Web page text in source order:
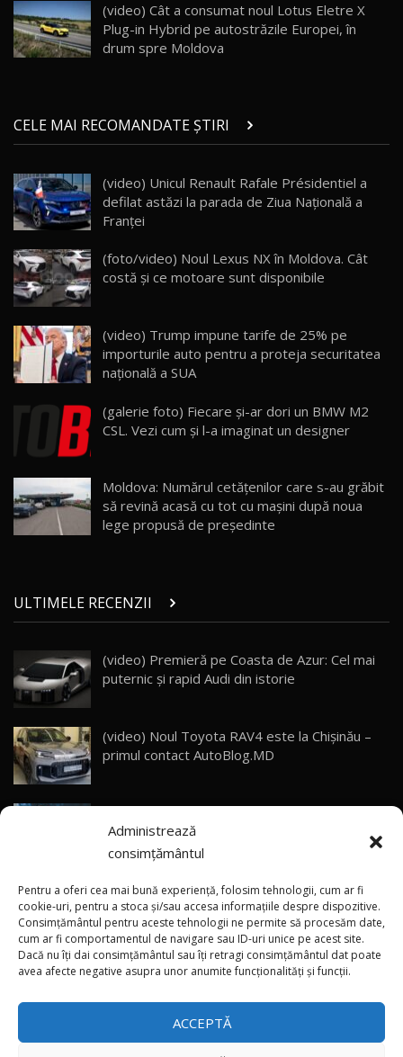
Administrează
consimțământul
Pentru a oferi cea mai bună experiență, folosim tehnologii, cum ar fi
cookie-uri, pentru a stoca și/sau accesa informațiile despre dispozitive.
Consimțământul pentru aceste tehnologii ne permite să procesăm date,
cum ar fi comportamentul de navigare sau ID-uri unice pe acest site.
Dacă nu îți dai consimțământul sau îți retragi consimțământul dat poate
avea afecte negative asupra unor anumite funcționalități și funcții.
ACCEPTĂ
AutoBlog.MD
23:36
20
Noul ZEEKR 7X / Test Drive AutoBlog.MD
29:08
21
Micul BYD Dolphin Surf / Test Drive
AutoBlog.MD
16:59
22
Noua Mazda 6e / Test Drive AutoBlog.MD
26:59
23
Lynk & Co 01 / Test Drive AutoBlog.MD
25:19
24
ZEEKR 009: Cel mai Performant și Confortabil
Van Electric Testat în Moldova / AutoBlog.MD
26:38
mai Exclusiv și Puternic Defender Testat în
Moldova
32:21
26
AutoBlog.MD
10:57
Test Drive: Noile modele FENDT! Cum e să
28
Noul Geely Monjaro 2025! Mai ieftin și mai
dotat / Test Drive AutoBlog.MD
29
ZEEKR 9X - PRIMUL TEST DRIVE ÎN ROMÂNĂ!
CUM SE CONDUCE?
30
Primele impresii despre BYD Seal U DM-i,
Sealion 7 și Seal 5 DM-i / Test Drive
AutoBlog.MD
13:56
Noul Volvo EX90 / Test Drive AutoBlog.MD
32:06
33
MG RX5 - își merită banii? / Test Drive
AutoBlog.MD
34
Noul DACIA DUSTER DIESEL! Primul test drive în
română
(video) Cât a consumat noul Lotus Eletre X
Plug-in Hybrid pe autostrăzile Europei, în
drum spre Moldova
CELE MAI RECOMANDATE ȘTIRI
(video) Unicul Renault Rafale Présidentiel a
defilat astăzi la parada de Ziua Națională a
Franței
(foto/video) Noul Lexus NX în Moldova. Cât
costă şi ce motoare sunt disponibile
(video) Trump impune tarife de 25% pe
importurile auto pentru a proteja securitatea
națională a SUA
(galerie foto) Fiecare şi-ar dori un BMW M2
CSL. Vezi cum şi l-a imaginat un designer
Moldova: Numărul cetățenilor care s-au grăbit
să revină acasă cu tot cu maşini după noua
lege propusă de preşedinte
ULTIMELE RECENZII
(video) Premieră pe Coasta de Azur: Cel mai
puternic și rapid Audi din istorie
(video) Noul Toyota RAV4 este la Chișinău –
primul contact AutoBlog.MD
Gata cu importul gratuit de mașini electrice în
Moldova și 50% scutire pentru PHEV?! Taxele
și accizele prevăzute pentru 2027
Explozie de vânzări externe pentru Geely
Auto! Livrările din 2026 le-au depășit deja pe
cele din tot anul 2025
Vremea se schimbă brusc: Canicula aduce
instabilitate atmosferică în nordul și centrul
țării
×